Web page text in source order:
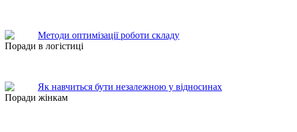
Методи оптимізації роботи складу
Поради в логістиці
Як навчиться бути незалежною у відносинах
Поради жінкам